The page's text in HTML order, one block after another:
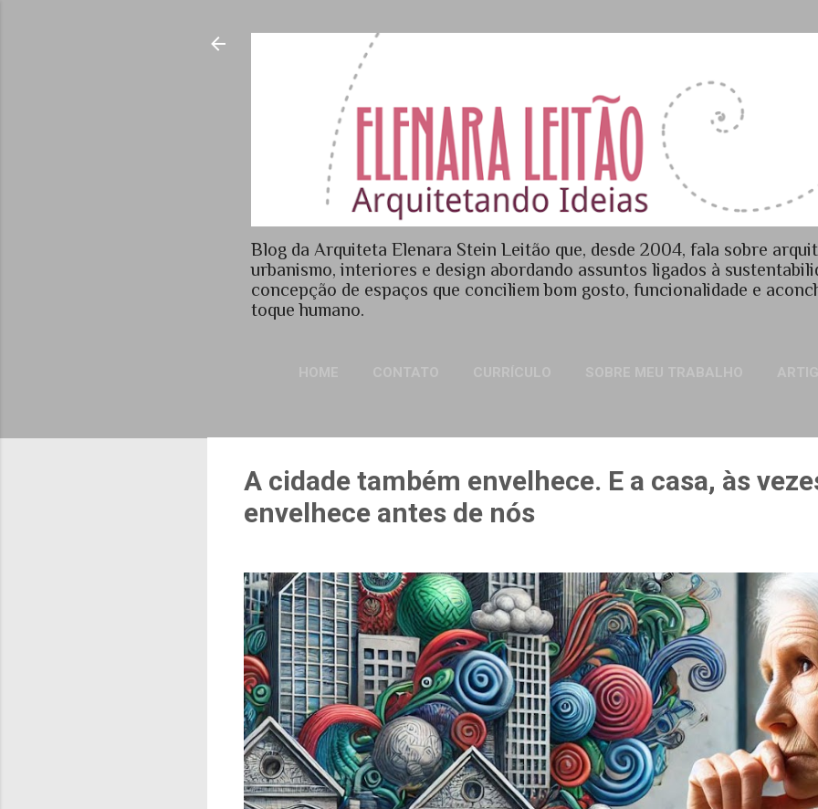
Blog da Arquiteta Elenara Stein Leitão que, desde 2004, fala sobre
urbanismo, interiores e design abordando assuntos ligados à
concepção de espaços que conciliem bom gosto, funcionalidade e
toque humano.
A cidade também envelhece. E a casa, às
envelhece antes de nós